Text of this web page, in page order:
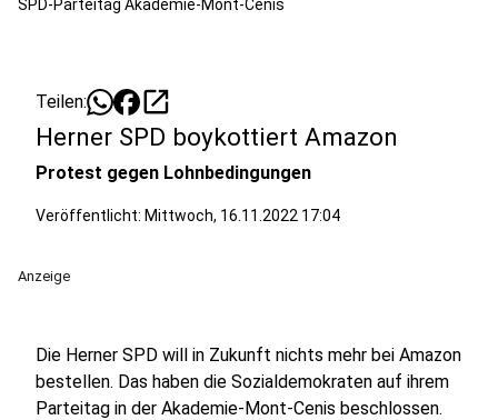
SPD-Parteitag Akademie-Mont-Cenis
Teilen: open_in_new
Herner SPD boykottiert Amazon
Protest gegen Lohnbedingungen
Veröffentlicht: Mittwoch, 16.11.2022 17:04
Anzeige
Die Herner SPD will in Zukunft nichts mehr bei Amazon
bestellen. Das haben die Sozialdemokraten auf ihrem
Parteitag in der Akademie-Mont-Cenis beschlossen.